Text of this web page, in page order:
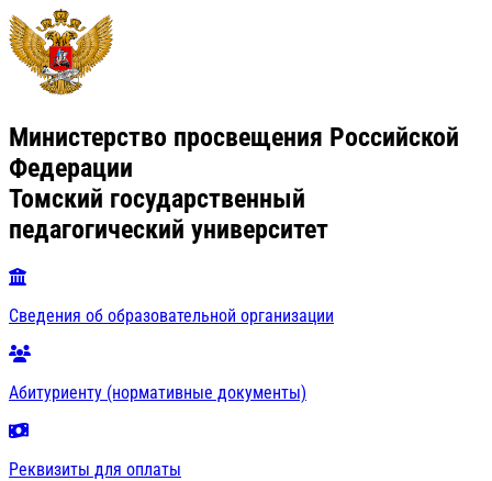
Министерство просвещения Российской
Федерации
Томский государственный
педагогический университет
Сведения об образовательной организации
Абитуриенту (нормативные документы)
Реквизиты для оплаты